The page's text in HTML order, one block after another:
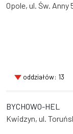
Opole, ul. Św. Anny
oddziałów: 13
BYCHOWO-HEL
Kwidzyn, ul.